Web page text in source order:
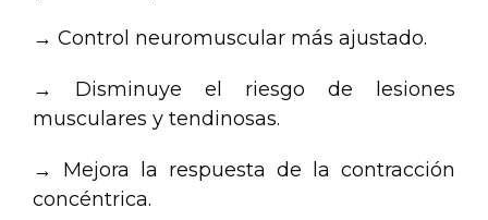
→ Control neuromuscular más ajustado.
→ Disminuye el riesgo de lesiones
musculares y tendinosas.
→ Mejora la respuesta de la contracción
concéntrica.